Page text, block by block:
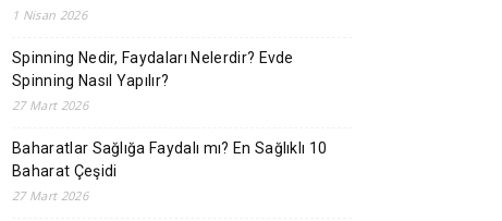
1 Nisan 2026
Spinning Nedir, Faydaları Nelerdir? Evde
Spinning Nasıl Yapılır?
27 Mart 2026
Baharatlar Sağlığa Faydalı mı? En Sağlıklı 10
Baharat Çeşidi
27 Mart 2026